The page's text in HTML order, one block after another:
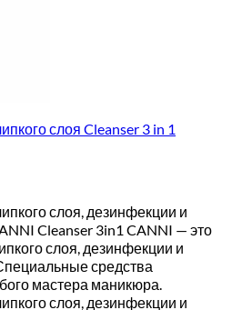
слоя Cleanser 3 in 1
слоя, дезинфекции и
Cleanser 3in1 CANNI — это
слоя, дезинфекции и
средства
мастера маникюра.
слоя, дезинфекции и